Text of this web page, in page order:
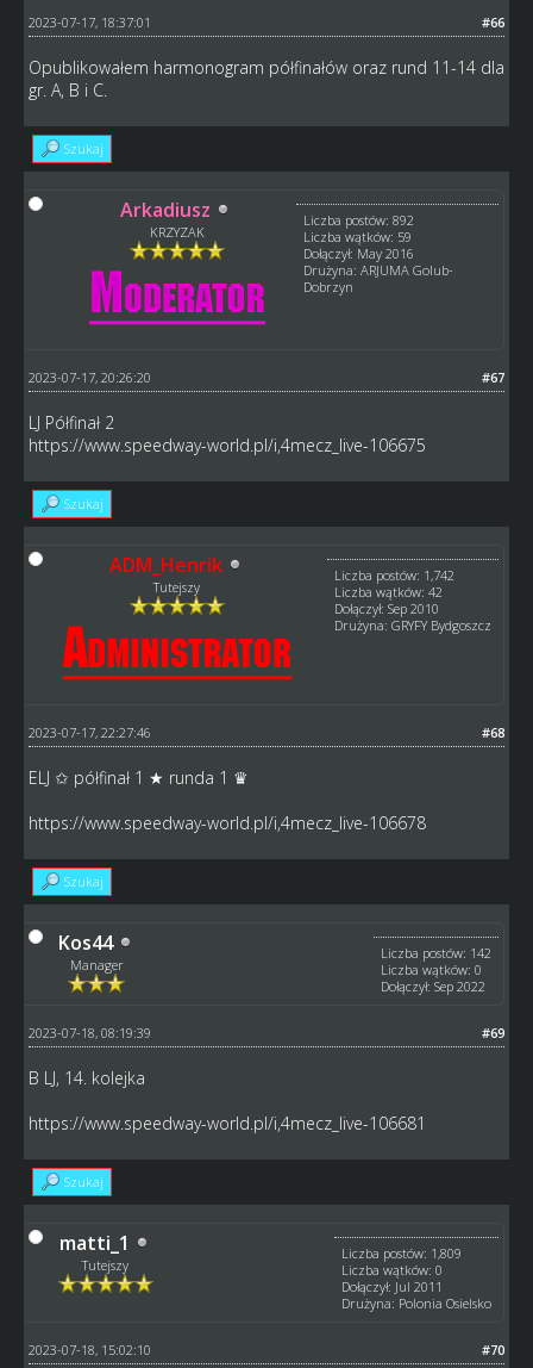
#66
2023-07-17, 18:37:01
Opublikowałem harmonogram półfinałów oraz rund 11-14 dla
gr. A, B i C.
Szukaj
Arkadiusz
KRZYZAK
Liczba postów: 892
Liczba wątków: 59
Dołączył: May 2016
Drużyna: ARJUMA Golub-
Dobrzyn
#67
2023-07-17, 20:26:20
LJ Półfinał 2
https://www.speedway-world.pl/i,4mecz_live-106675
Szukaj
ADM_Henrik
Tutejszy
Liczba postów: 1,742
Liczba wątków: 42
Dołączył: Sep 2010
Drużyna: GRYFY Bydgoszcz
#68
2023-07-17, 22:27:46
ELJ ✩ półfinał 1 ★ runda 1 ♛
https://www.speedway-world.pl/i,4mecz_live-106678
Szukaj
Kos44
Manager
Liczba postów: 142
Liczba wątków: 0
Dołączył: Sep 2022
#69
2023-07-18, 08:19:39
B LJ, 14. kolejka
https://www.speedway-world.pl/i,4mecz_live-106681
Szukaj
matti_1
Tutejszy
Liczba postów: 1,809
Liczba wątków: 0
Dołączył: Jul 2011
Drużyna: Polonia Osielsko
#70
2023-07-18, 15:02:10